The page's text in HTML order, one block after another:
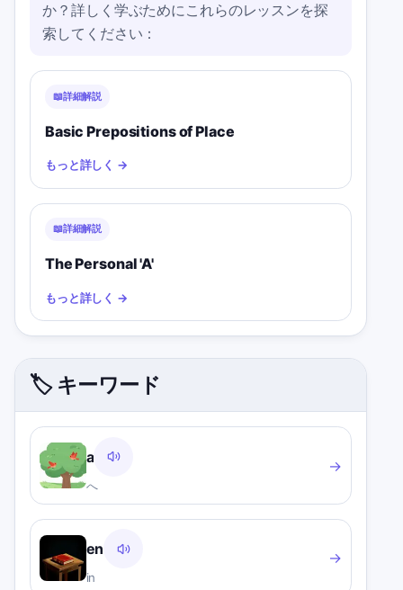
か？詳しく学ぶためにこれらのレッスンを探
索してください：
📖詳細解説
Basic Prepositions of Place
もっと詳しく →
📖詳細解説
The Personal 'A'
もっと詳しく →
🏷️ キーワード
a
へ
→
en
in
→